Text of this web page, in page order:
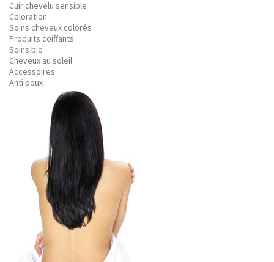
Cuir chevelu sensible
Coloration
Soins cheveux colorés
Produits coiffants
Soins bio
Cheveux au soleil
Accessoires
Anti poux